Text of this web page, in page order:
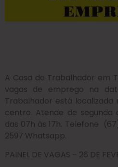
A Casa do Trabalhador em
vagas de emprego na
Trabalhador está localizada
centro. Atende de
das 07h às 17h. Telefone
2597 Whatsapp.
PAINEL DE VAGAS – 26 DE